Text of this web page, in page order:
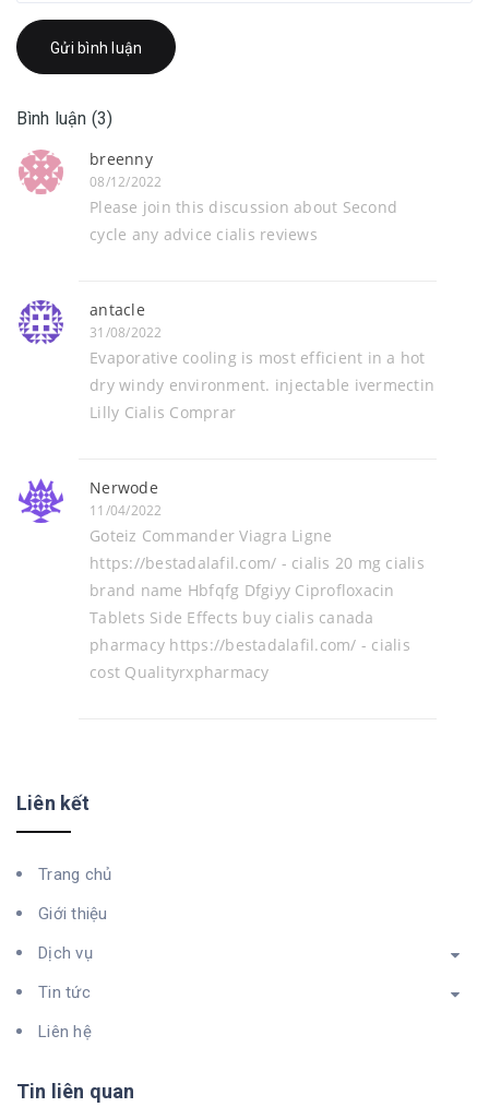
Gửi bình luận
Bình luận (3)
breenny
08/12/2022
Please join this discussion about Second
cycle any advice cialis reviews
antacle
31/08/2022
Evaporative cooling is most efficient in a hot
dry windy environment. injectable ivermectin
Lilly Cialis Comprar
Nerwode
11/04/2022
Goteiz Commander Viagra Ligne
https://bestadalafil.com/ - cialis 20 mg cialis
brand name Hbfqfg Dfgiyy Ciprofloxacin
Tablets Side Effects buy cialis canada
pharmacy https://bestadalafil.com/ - cialis
cost Qualityrxpharmacy
Liên kết
Trang chủ
Giới thiệu
Dịch vụ
Tin tức
Liên hệ
Tin liên quan